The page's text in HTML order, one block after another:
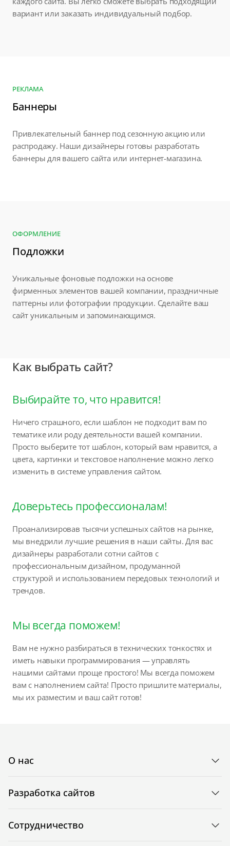
вариант или заказать индивидуальный подбор.
РЕКЛАМА
Баннеры
Привлекательный баннер под сезонную акцию или
распродажу. Наши дизайнеры готовы разработать
баннеры для вашего сайта или интернет-магазина.
ОФОРМЛЕНИЕ
Подложки
Уникальные фоновые подложки на основе
фирменных элементов вашей компании, праздничные
паттерны или фотографии продукции. Сделайте ваш
сайт уникальным и запоминающимся.
Как выбрать сайт?
Выбирайте то, что нравится!
Ничего страшного, если шаблон не подходит вам по
тематике или роду деятельности вашей компании.
Просто выберите тот шаблон, который вам нравится, а
цвета, картинки и текстовое наполнение можно легко
изменить в системе управления сайтом.
Доверьтесь профессионалам!
Проанализировав тысячи успешных сайтов на рынке,
мы внедрили лучшие решения в наши сайты. Для вас
дизайнеры разработали сотни сайтов с
профессиональным дизайном, продуманной
структурой и использованием передовых технологий и
трендов.
Мы всегда поможем!
Вам не нужно разбираться в технических тонкостях и
иметь навыки программирования — управлять
нашими сайтами проще простого! Мы всегда поможем
вам с наполнением сайта! Просто пришлите материалы,
мы их разместим и ваш сайт готов!
О нас
Разработка сайтов
Сотрудничество